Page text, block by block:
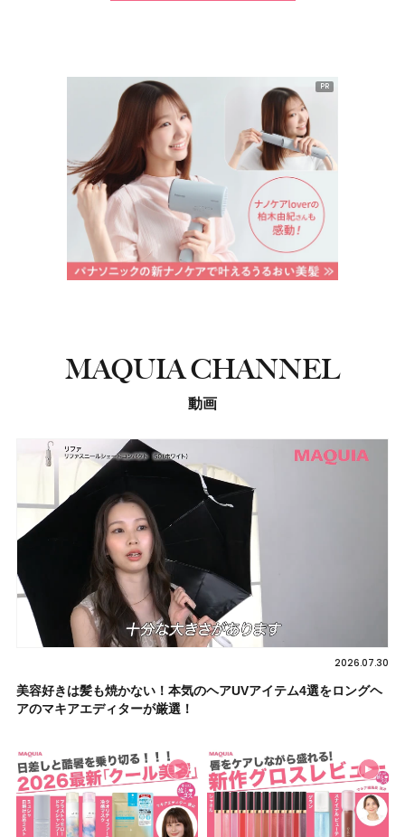
PR
MAQUIA CHANNEL
動画
2026.07.30
美容好きは髪も焼かない！本気のヘアUVアイテム4選をロングヘ
アのマキアエディターが厳選！